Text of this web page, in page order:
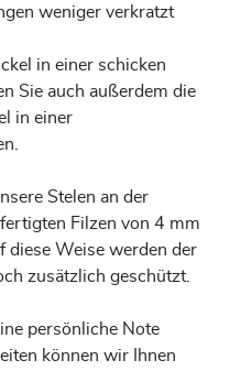
weniger verkratzt
in einer schicken
Sie auch außerdem die
in einer
Stelen an der
Filzen von 4 mm
diese Weise werden der
zusätzlich geschützt.
persönliche Note
können wir Ihnen